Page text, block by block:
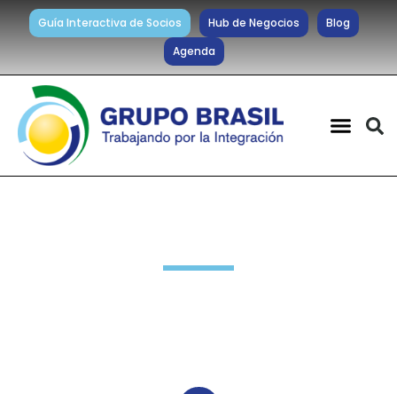
Guía Interactiva de Socios Hub de Negocios
Blog
Agenda